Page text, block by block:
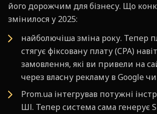
його дорожчим для бізнесу. Що
змінилося у 2025:
найболючіша зміна року. Тепер
стягує фіксовану плату (CPA)
замовлення, які ви привели на
через власну рекламу в Google
Prom.ua інтегрував потужні
ШІ. Тепер система сама генерує